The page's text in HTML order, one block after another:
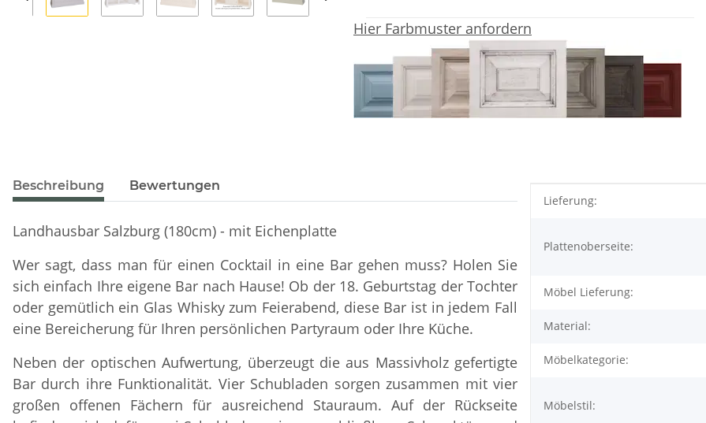
Hier Farbmuster anfordern
Beschreibung Bewertungen
Landhausbar Salzburg (180cm) - mit Eichenplatte
Wer sagt, dass man für einen Cocktail in eine Bar gehen muss? Holen Sie
sich einfach Ihre eigene Bar nach Hause! Ob der 18. Geburtstag der Tochter
oder gemütlich ein Glas Whisky zum Feierabend, diese Bar ist in jedem Fall
eine Bereicherung für Ihren persönlichen Partyraum oder Ihre Küche.
Neben der optischen Aufwertung, überzeugt die aus Massivholz gefertigte
Bar durch ihre Funktionalität. Vier Schubladen sorgen zusammen mit vier
großen offenen Fächern für ausreichend Stauraum. Auf der Rückseite
Produkteigenschaft
Wert
Lieferung:
Plattenoberseite:
Möbel Lieferung:
Material:
Möbelkategorie:
Möbelstil: